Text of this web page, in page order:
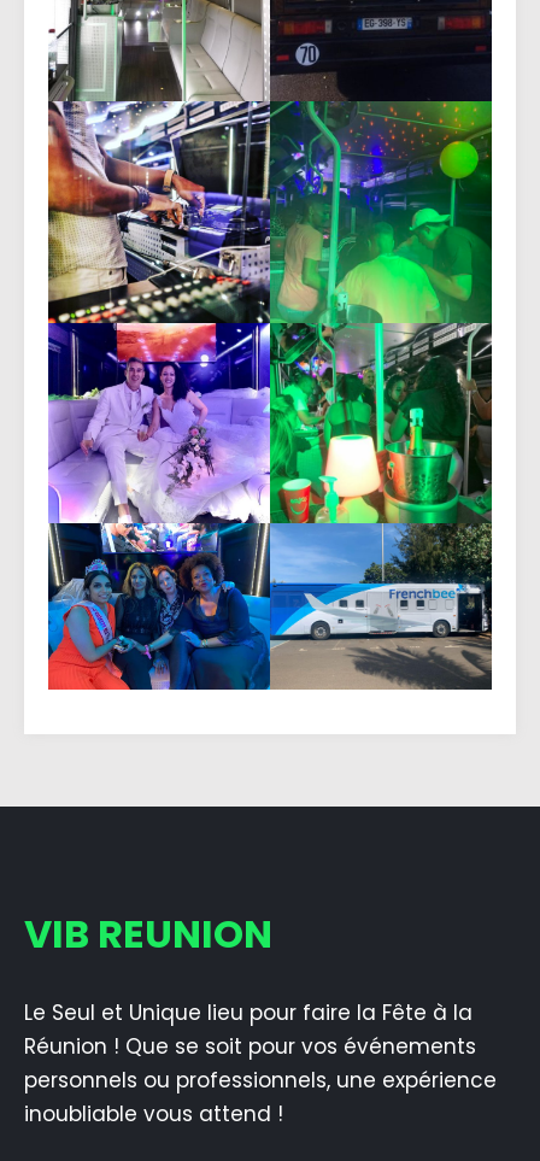
VIB REUNION
Le Seul et Unique lieu pour faire la Fête à la
Réunion ! Que se soit pour vos événements
personnels ou professionnels, une expérience
inoubliable vous attend !